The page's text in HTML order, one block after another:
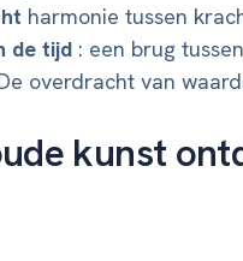
harmonie tussen
de tijd : een brug
overdracht van
kunst